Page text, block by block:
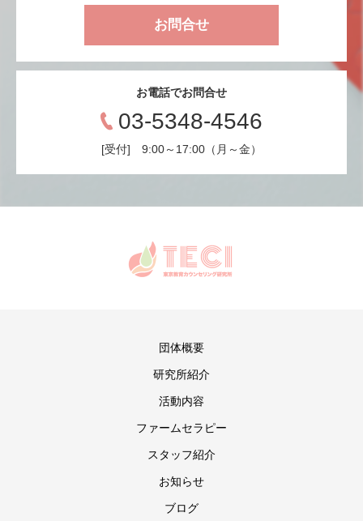
お問合せ
お電話でお問合せ
03-5348-4546
[受付] 9:00～17:00（月～金）
団体概要
研究所紹介
活動内容
ファームセラピー
スタッフ紹介
お知らせ
ブログ